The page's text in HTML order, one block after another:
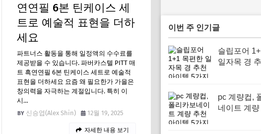
연연필 6본 틴케이스 세
트로 예술적 표현을 더하
세요
파트너스 활동을 통해 일정액의 수수료를
제공받을 수 있습니다. 파버카스텔 PITT 매
트 흑연연필 6본 틴케이스 세트로 예술적
표현을 더하세요 요즘 왜 필요한가 가을은
창의력을 자극하는 계절입니다. 특히 이
시…
신승엽(Alex Shin)
12월 19, 2025
자세한 내용 보기
이번 주 인기글
슬립포어
일자목 경
pc 계량컵,
네이트 계